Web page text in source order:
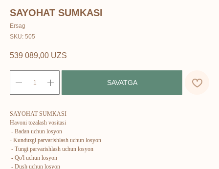
SAYOHAT SUMKASI
Ersag
SKU: 505
539 089,00 UZS
SAVATGA
SAYOHAT SUMKASI
Havoni tozalash vositasi
- Badan uchun losyon
- Kunduzgi parvarishlash uchun losyon
- Tungi parvarishlash uchun losyon
- Qo'l uchun losyon
- Dush uchun losyon